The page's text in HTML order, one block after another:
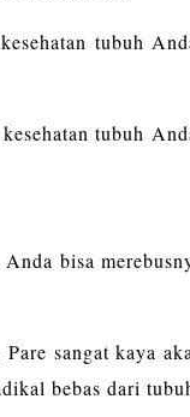
tubuh
tubuh
bisa
sangat kaya
bebas dari